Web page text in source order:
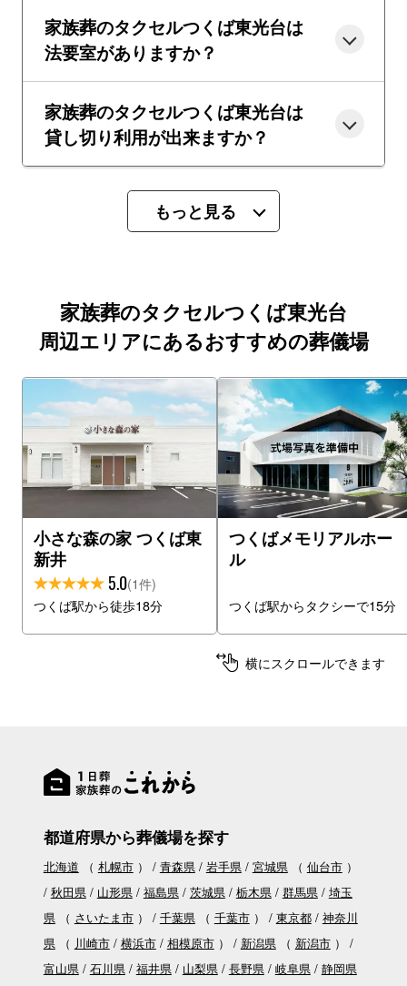
家族葬のタクセルつくば東光台は
法要室がありますか？
家族葬のタクセルつくば東光台は
貸し切り利用が出来ますか？
もっと見る
家族葬のタクセルつくば東光台
周辺エリアにあるおすすめの葬儀場
小さな森の家 つくば東
新井
5.0(1件)
つくば駅から徒歩18分
つくばメモリアルホー
ル
つくば駅からタクシーで15分
横にスクロールできます
都道府県から葬儀場を探す
北海道 （ 札幌市） 青森県 岩手県 宮城県（ 仙台市）
秋田県
山形県 福島県 茨城県 栃木県 群馬県
埼玉
県（ さいたま市） 千葉県（ 千葉市） 東京都
神奈川
県（ 川崎市 横浜市 相模原市） 新潟県（ 新潟市）
富山県
石川県 福井県 山梨県 長野県 岐阜県
静岡県